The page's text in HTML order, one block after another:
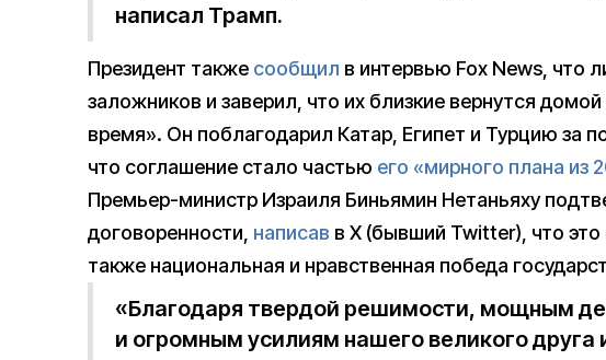
написал Трамп.
Президент также сообщил в интервью Fox News, что
заложников и заверил, что их близкие вернутся
время». Он поблагодарил Катар, Египет и Турцию за
что соглашение стало частью его «мирного плана из
Премьер-министр Израиля Биньямин Нетаньяху
договоренности, написав в X (бывший Twitter), что
также национальная и нравственная победа
«Благодаря твердой решимости, мощным
и огромным усилиям нашего великого друга